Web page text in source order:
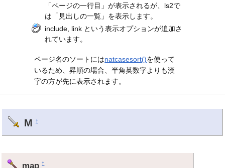
「ページの一行目」が表示されるが、ls2で
は「見出しの一覧」を表示します。
include, link という表示オプションが追加さ
れています。
ページ名のソートにはnatcasesort()を使って
いるため、昇順の場合、半角英数字よりも漢
字の方が先に表示されます。
M †
map†